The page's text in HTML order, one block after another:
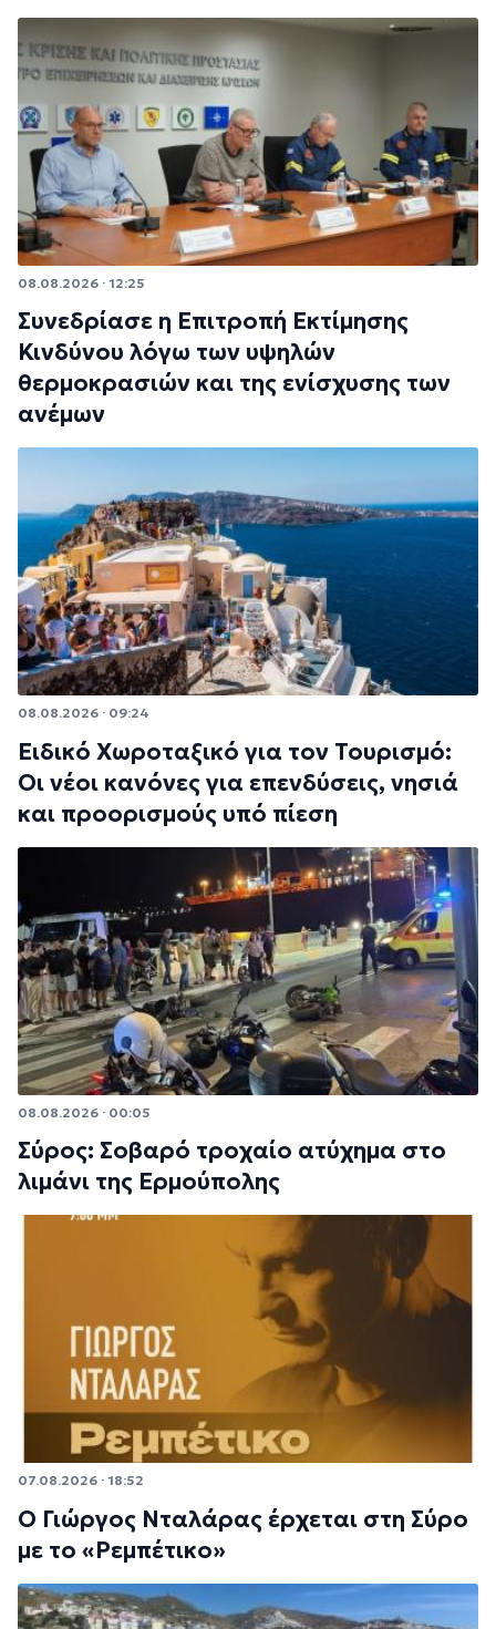
08.08.2026 · 12:25
Συνεδρίασε η Επιτροπή Εκτίμησης
Κινδύνου λόγω των υψηλών
θερμοκρασιών και της ενίσχυσης των
ανέμων
08.08.2026 · 09:24
Ειδικό Χωροταξικό για τον Τουρισμό:
Οι νέοι κανόνες για επενδύσεις, νησιά
και προορισμούς υπό πίεση
08.08.2026 · 00:05
Σύρος: Σοβαρό τροχαίο ατύχημα στο
λιμάνι της Ερμούπολης
07.08.2026 · 18:52
Ο Γιώργος Νταλάρας έρχεται στη Σύρο
με το «Ρεμπέτικο»